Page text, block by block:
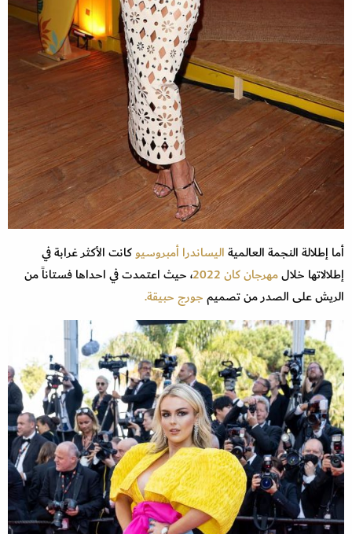
أما إطلالة النجمة العالميةاليساندرا أمبروسيوكانت الأكثر غرابة في
إطلالاتها خلالمهرجان كان 2022
، حيث اعتمدت في احداها فستاناً من
الريش على الصدر من تصميمجورج حبيقة.